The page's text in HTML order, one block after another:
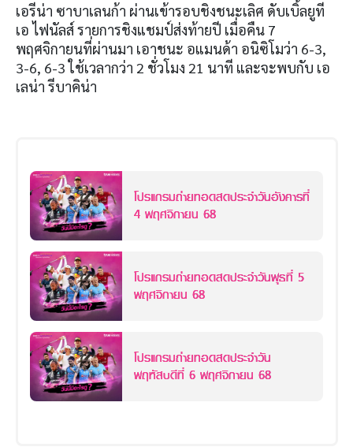
เอรีน่า ซาบาเลนก้า ผ่านเข้ารอบชิงชนะเลิศ ดับเบิ้ลยูที
เอ ไฟนัลส์ รายการชิงแชมป์ส่งท้ายปี เมื่อคืน 7
พฤศจิกายนที่ผ่านมา เอาชนะ อแมนด้า อนิซิโมว่า 6-3,
3-6, 6-3ใช้เวลากว่า 2 ชั่วโมง 21 นาที และจะพบกับ เอ
เลน่า รีบาคิน่า
โปรแกรมถ่ายทอดสดประจำวันอังคารที่
4 พฤศจิกายน 68
โปรแกรมถ่ายทอดสดประจำวันพุธที่ 5
พฤศจิกายน 68
โปรแกรมถ่ายทอดสดประจำวัน
พฤหัสบดีที่ 6 พฤศจิกายน 68